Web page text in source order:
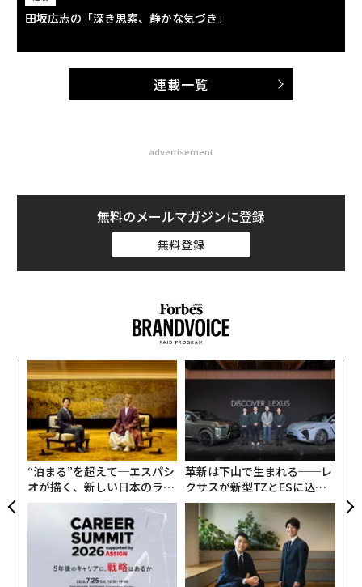
田坂広志の「深き思索、静かな気づき」
連載一覧
advertisement
無料のメールマガジンに登録
無料登録
“泊まる”を超えて─エスパシ
オが描く、新しい日本のラグ
ジュアリー（中編）
革新は下山で生まれる──レ
クサスが新型TZとESに込め
た「DISCOVER」の哲学